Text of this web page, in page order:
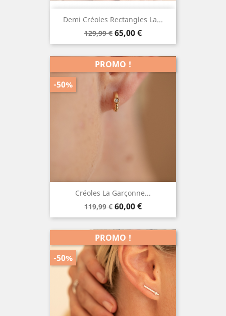
Demi Créoles Rectangles La...
Prix
de
129,99 € Prix
65,00 €
Créoles La Garçonne...
Prix
de
119,99 € Prix
60,00 €
PROMO !
-50%
PROMO !
-50%